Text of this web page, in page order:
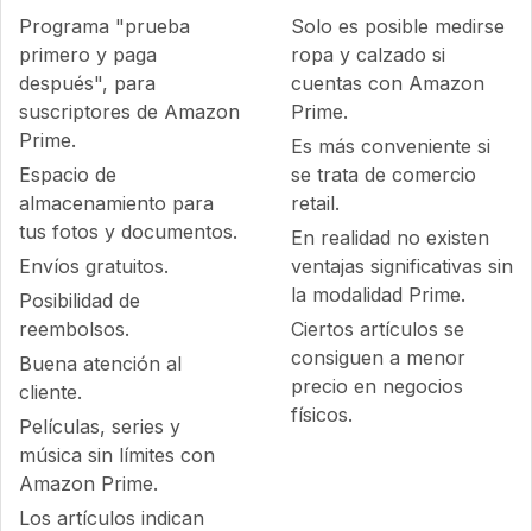
Programa "prueba
primero y paga
después", para
suscriptores de Amazon
Prime.
Espacio de
almacenamiento para
tus fotos y documentos.
Envíos gratuitos.
Posibilidad de
reembolsos.
Buena atención al
cliente.
Películas, series y
música sin límites con
Amazon Prime.
Los artículos indican
Solo es posible medirse
ropa y calzado si
cuentas con Amazon
Prime.
Es más conveniente si
se trata de comercio
retail.
En realidad no existen
ventajas significativas sin
la modalidad Prime.
Ciertos artículos se
consiguen a menor
precio en negocios
físicos.